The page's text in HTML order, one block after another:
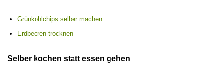
Grünkohlchips selber machen
Erdbeeren trocknen
Selber kochen statt essen gehen